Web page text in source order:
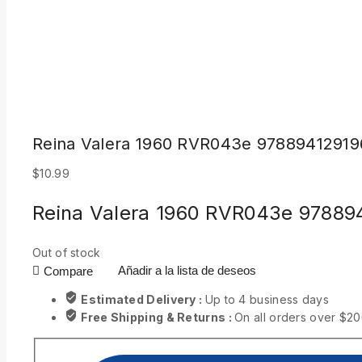
Reina Valera 1960 RVR043e
$10.99
Reina Valera 1960 RVR043e
Out of stock
Compare
Añadir a la lista de deseos
Estimated Delivery : Up to 4 business days
Free Shipping & Returns :On all orders over